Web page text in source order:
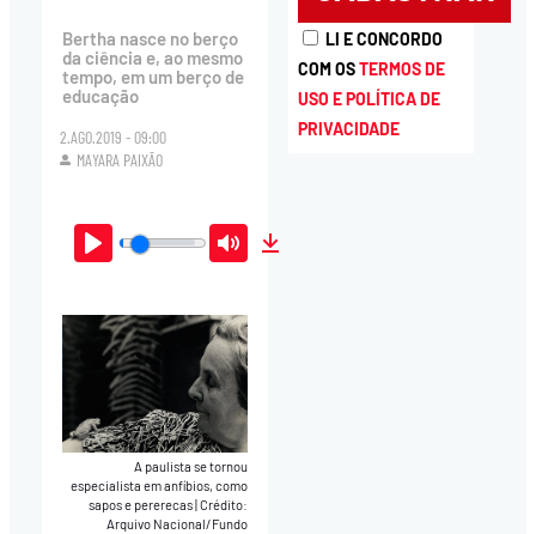
Bertha nasce no berço
da ciência e, ao mesmo
tempo, em um berço de
educação
2.AGO.2019 - 09:00
MAYARA PAIXÃO
Play Mute
A paulista se tornou
especialista em anfíbios, como
sapos e pererecas|Crédito:
Arquivo Nacional/Fundo
LI E CONCORDO
COM OSTERMOS DE
USO E POLÍTICA DE
PRIVACIDADE